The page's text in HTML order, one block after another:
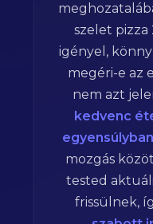
szelet pizza
igényel,
megéri-e az
nem azt
kedvenc
mozgás
tested
frissülnek,